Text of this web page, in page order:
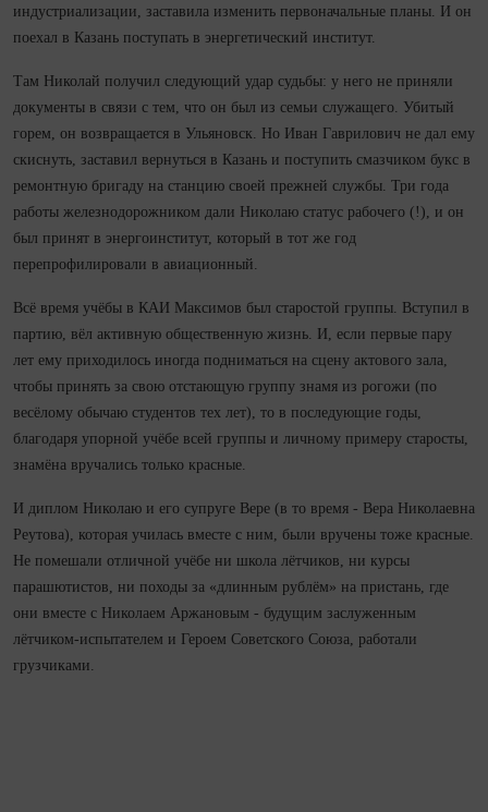
индустриализации, заставила изменить первоначальные планы. И он
по­ехал в Ка­зань поступать в энергетический институт.
Там Николай получил следующий удар судьбы: у него не приняли
документы в связи с тем, что он был из семьи служащего. Убитый
горем, он возвращается в Ульяновск. Но Иван Гаврилович не дал ему
скиснуть, заставил вернуться в Ка­зань и поступить смазчиком букс в
ремонтную бригаду на станцию своей прежней службы. Три года
работы железнодорожником дали Николаю статус рабочего (!), и он
был принят в энергоинститут, который в тот же год
перепрофилировали в авиационный.
Всё время учёбы в КАИ Максимов был старостой группы. Вступил в
партию, вёл активную общественную жизнь. И, если первые пару
лет ему приходилось ино­гда подниматься на сцену актового зала,
чтобы принять за свою отстающую группу знамя из рогожи (по
весёлому обычаю студентов тех лет), то в последующие годы,
благодаря упорной учёбе всей группы и личному примеру старосты,
знамёна вручались только красные.
И диплом Николаю и его супруге Вере (в то время - Вера Николаевна
Реутова), которая училась вместе с ним, были вручены тоже красные.
Не помешали отличной учёбе ни школа лётчиков, ни курсы
парашютистов, ни походы за «длинным рублём» на пристань, где
они вместе с Николаем Аржановым - будущим заслуженным
лётчиком‑испытателем и Героем Советского Союза, работали
грузчиками.